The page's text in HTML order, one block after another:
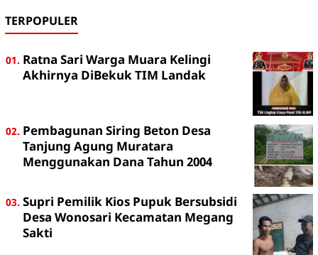
TERPOPULER
Ratna Sari Warga Muara Kelingi
Akhirnya DiBekuk TIM Landak
Pembagunan Siring Beton Desa
Tanjung Agung Muratara
Menggunakan Dana Tahun 2004
Supri Pemilik Kios Pupuk Bersubsidi
Desa Wonosari Kecamatan Megang
Sakti